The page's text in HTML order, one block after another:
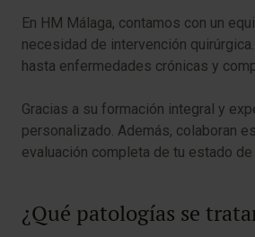
En HM Málaga, contamos con un
necesidad de intervención
hasta enfermedades crónicas y
Gracias a su formación integral y
personalizado. Además, colaboran
evaluación completa de tu estado
¿Qué patologías se